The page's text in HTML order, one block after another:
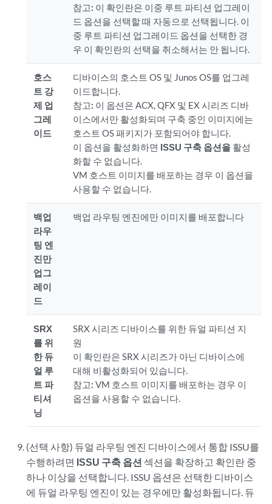
참고: 이 확인란은 이중 루트 파티션 업그레이
드 옵션을 선택할 때 자동으로 선택됩니다. 이
중 루트 파티션 업그레이드 옵션을 선택한 경
우 이 확인란의 선택을 취소해서는 안 됩니다.
호스
트 강
제 업
그레
이드
디바이스의 호스트 OS 및 Junos OS를 업그레
이드합니다.
참고: 이 옵션은 ACX, QFX 및 EX 시리즈 디바
이스에서만 활성화되며 구축 중인 이미지에는
호스트 OS 패키지가 포함되어야 합니다.
이 옵션을 활성화하면 ISSU 구축 옵션을활성
화할 수 없습니다.
VM 호스트 이미지를 배포하는 경우 이 옵션을
사용할 수 없습니다.
백업
라우
팅 엔
진만
업그
레이
드
백업 라우팅 엔진에만 이미지를 배포합니다
SRX
를 위
한 듀
얼 루
트 파
티셔
닝
SRX 시리즈 디바이스를 위한 듀얼 파티션 지
원
이 확인란은 SRX 시리즈가 아닌 디바이스에
대해 비활성화되어 있습니다.
참고: VM 호스트 이미지를 배포하는 경우 이
옵션을 사용할 수 없습니다.
(선택 사항) 듀얼 라우팅 엔진 디바이스에서 통합 ISSU를
수행하려면 ISSU 구축 옵션 섹션을 확장하고 확인란 중
하나 이상을 선택합니다. ISSU 옵션은 선택한 디바이스
에 듀얼 라우팅 엔진이 있는 경우에만 활성화됩니다. 듀